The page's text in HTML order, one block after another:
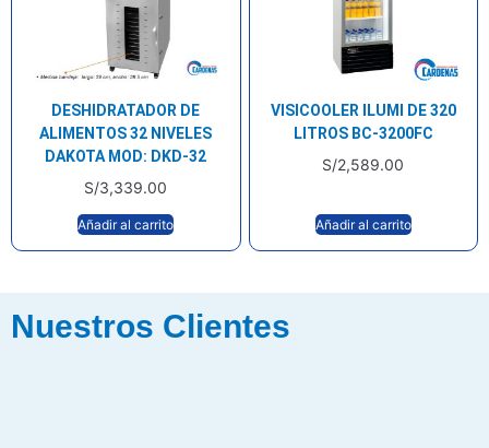
DESHIDRATADOR DE
ALIMENTOS 32 NIVELES
DAKOTA MOD: DKD-32
S/3,339.00
Añadir al carrito
VISICOOLER ILUMI DE 320
LITROS BC-3200FC
S/2,589.00
Añadir al carrito
Nuestros Clientes